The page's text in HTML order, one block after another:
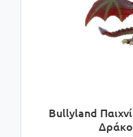
Bullyland